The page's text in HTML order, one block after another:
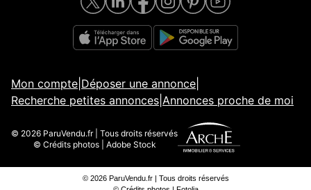
Mon compte Déposer une annonce
Recherche petites annonces Annonces proche de moi
© 2026 ParuVendu.fr | Tous droits réservés
© Crédits photos | Adobe Stock
© 2026 ParuVendu.fr | Tous droits réservés